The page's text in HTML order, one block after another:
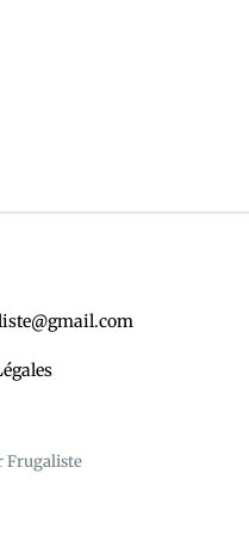
Frugaliste